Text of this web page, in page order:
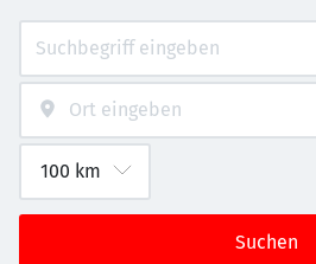
Suchen